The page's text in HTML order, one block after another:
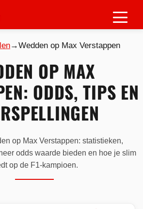
→Wedden op Max Verstappen
OP MAX
ODDS, TIPS EN
op Max Verstappen: statistieken,
odds waarde bieden en hoe je slim
op de F1-kampioen.